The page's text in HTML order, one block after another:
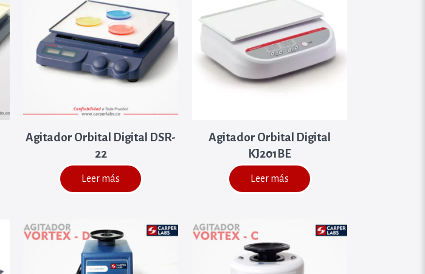
Agitador Orbital Digital DSR-
22
Leer más
Agitador Orbital Digital
KJ201BE
Leer más